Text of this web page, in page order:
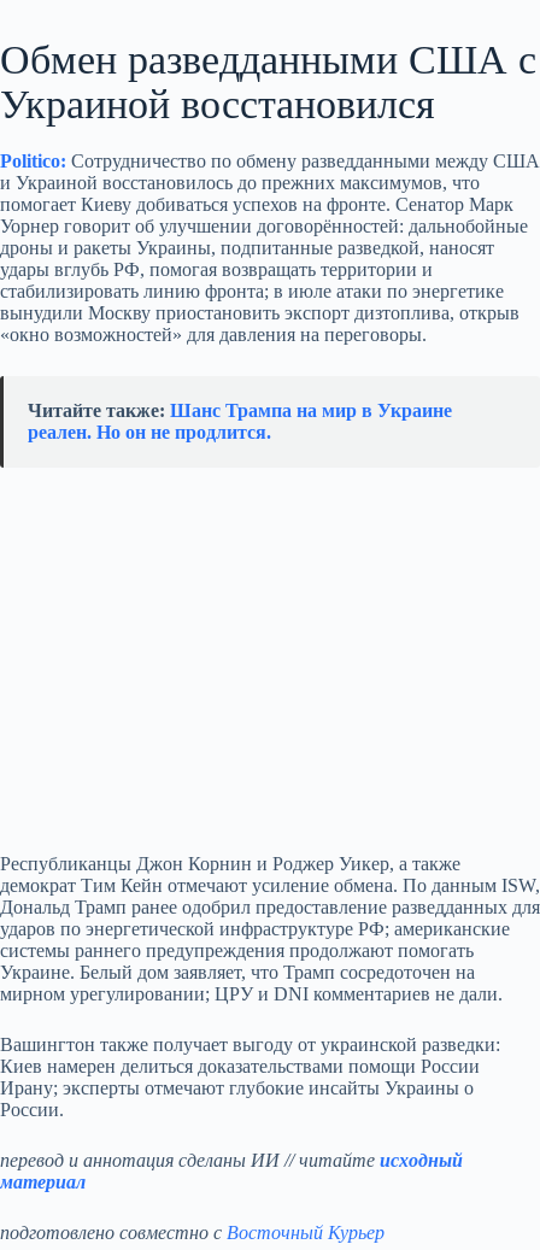
Обмен разведданными США с
Украиной восстановился
Politico: Сотрудничество по обмену разведданными между США
и Украиной восстановилось до прежних максимумов, что
помогает Киеву добиваться успехов на фронте. Сенатор Марк
Уорнер говорит об улучшении договорённостей: дальнобойные
дроны и ракеты Украины, подпитанные разведкой, наносят
удары вглубь РФ, помогая возвращать территории и
стабилизировать линию фронта; в июле атаки по энергетике
вынудили Москву приостановить экспорт дизтоплива, открыв
«окно возможностей» для давления на переговоры.
Читайте также: Шанс Трампа на мир в Украине
реален. Но он не продлится.
Республиканцы Джон Корнин и Роджер Уикер, а также
демократ Тим Кейн отмечают усиление обмена. По данным ISW,
Дональд Трамп ранее одобрил предоставление разведданных для
ударов по энергетической инфраструктуре РФ; американские
системы раннего предупреждения продолжают помогать
Украине. Белый дом заявляет, что Трамп сосредоточен на
мирном урегулировании; ЦРУ и DNI комментариев не дали.
Вашингтон также получает выгоду от украинской разведки:
Киев намерен делиться доказательствами помощи России
Ирану; эксперты отмечают глубокие инсайты Украины о
России.
перевод и аннотация сделаны ИИ // читайте исходный
материал
подготовлено совместно с Восточный Курьер